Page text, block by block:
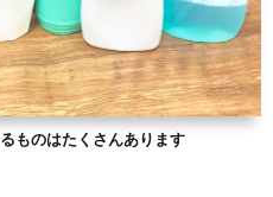
ものはたくさんあります